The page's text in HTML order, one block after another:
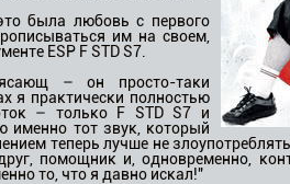
была любовь с первого
им на своем,
ESP F STD S7.
– он просто-таки
я практически полностью
– только F STD S7 и
именно тот звук, который
теперь лучше не
помощник и, одновременно,
то, что я давно искал!"